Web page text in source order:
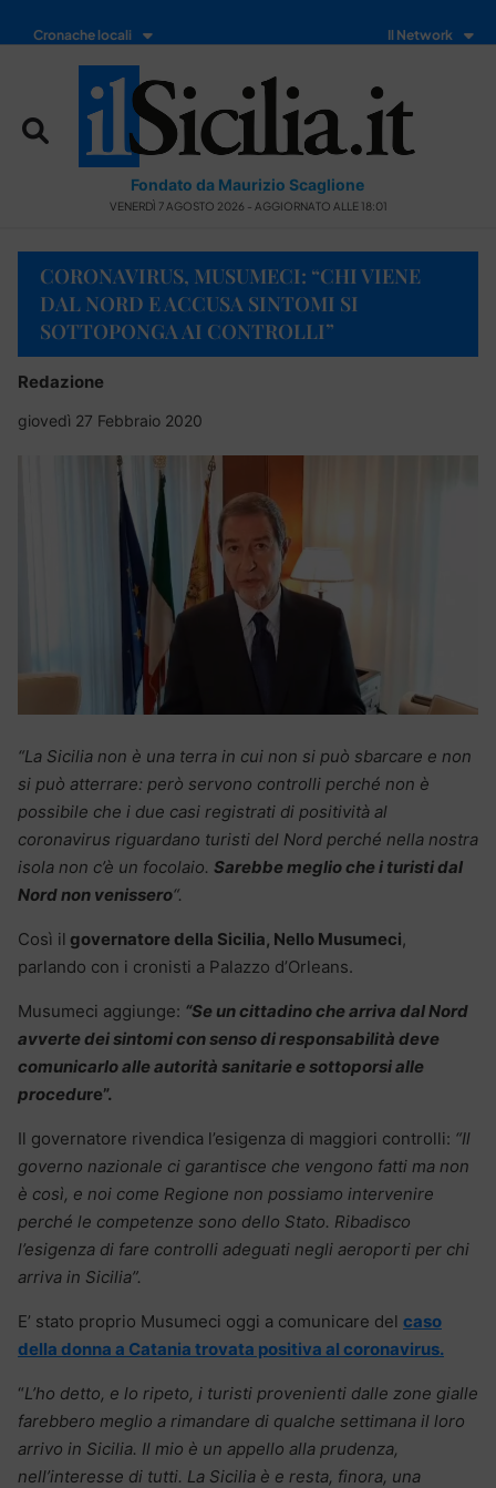
Cronache locali Il Network
Fondato da Maurizio Scaglione
VENERDÌ 7 AGOSTO 2026 - AGGIORNATO ALLE 18:01
CORONAVIRUS, MUSUMECI: “CHI VIENE
DAL NORD E ACCUSA SINTOMI SI
SOTTOPONGA AI CONTROLLI”
Redazione
giovedì 27 Febbraio 2020
“La Sicilia non è una terra in cui non si può sbarcare e non
si può atterrare: però servono controlli perché non è
possibile che i due casi registrati di positività al
coronavirus riguardano turisti del Nord perché nella nostra
isola non c’è un focolaio. Sarebbe meglio che i turisti dal
Nord non venissero“.
Così il governatore della Sicilia, Nello Musumeci,
parlando con i cronisti a Palazzo d’Orleans.
Musumeci aggiunge: “Se un cittadino che arriva dal Nord
avverte dei sintomi con senso di responsabilità deve
comunicarlo alle autorità sanitarie e sottoporsi alle
procedure”.
Il governatore rivendica l’esigenza di maggiori controlli: “Il
governo nazionale ci garantisce che vengono fatti ma non
è così, e noi come Regione non possiamo intervenire
perché le competenze sono dello Stato. Ribadisco
l’esigenza di fare controlli adeguati negli aeroporti per chi
arriva in Sicilia”.
E’ stato proprio Musumeci oggi a comunicare del caso
della donna a Catania trovata positiva al coronavirus.
“L’ho detto, e lo ripeto, i turisti provenienti dalle zone gialle
farebbero meglio a rimandare di qualche settimana il loro
arrivo in Sicilia. Il mio è un appello alla prudenza,
nell’interesse di tutti. La Sicilia è e resta, finora, una